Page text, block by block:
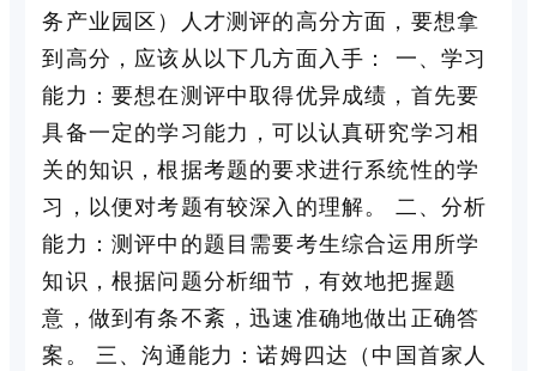
务产业园区）人才测评的高分方面，要想拿
到高分，应该从以下几方面入手： 一、学习
能力：要想在测评中取得优异成绩，首先要
具备一定的学习能力，可以认真研究学习相
关的知识，根据考题的要求进行系统性的学
习，以便对考题有较深入的理解。 二、分析
能力：测评中的题目需要考生综合运用所学
知识，根据问题分析细节，有效地把握题
意，做到有条不紊，迅速准确地做出正确答
案。 三、沟通能力：诺姆四达（中国首家人